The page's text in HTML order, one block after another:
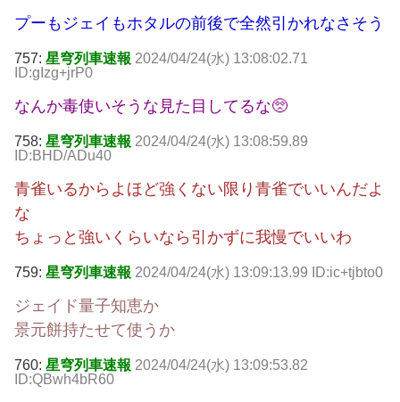
プーもジェイもホタルの前後で全然引かれなさそう
757: 星穹列車速報 2024/04/24(水) 13:08:02.71
ID:gIzg+jrP0
なんか毒使いそうな見た目してるな🥺
758: 星穹列車速報 2024/04/24(水) 13:08:59.89
ID:BHD/ADu40
青雀いるからよほど強くない限り青雀でいいんだよ
な
ちょっと強いくらいなら引かずに我慢でいいわ
759: 星穹列車速報 2024/04/24(水) 13:09:13.99 ID:ic+tjbto0
ジェイド量子知恵か
景元餅持たせて使うか
760: 星穹列車速報 2024/04/24(水) 13:09:53.82
ID:QBwh4bR60